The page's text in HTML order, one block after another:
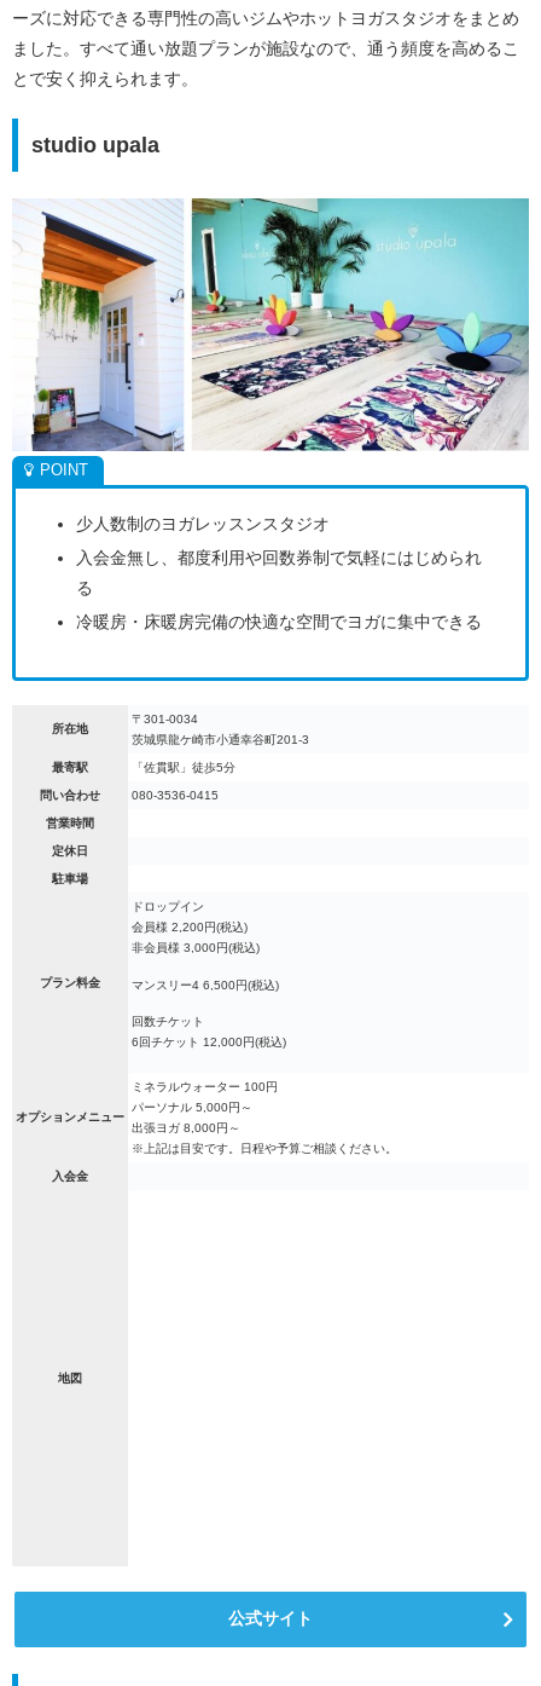
ーズに対応できる専門性の高いジムやホットヨガスタジオをまとめ
ました。すべて通い放題プランが施設なので、通う頻度を高めるこ
とで安く抑えられます。
studio upala
少人数制のヨガレッスンスタジオ
入会金無し、都度利用や回数券制で気軽にはじめられ
る
冷暖房・床暖房完備の快適な空間でヨガに集中できる
所在地
〒301-0034
茨城県龍ケ崎市小通幸谷町201-3
最寄駅 「佐貫駅」徒歩5分
問い合わせ 080-3536-0415
営業時間
定休日
駐車場
プラン料金
ドロップイン
会員様 2,200円(税込)
非会員様 3,000円(税込)
マンスリー4 6,500円(税込)
回数チケット
6回チケット 12,000円(税込)
オプションメニュー
ミネラルウォーター 100円
パーソナル 5,000円～
出張ヨガ 8,000円～
※上記は目安です。日程や予算ご相談ください。
入会金
地図
公式サイト